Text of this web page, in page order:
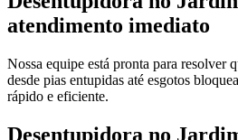
atendimento imediato
Nossa equipe está pronta para resolver
desde pias entupidas até esgotos
rápido e eficiente.
Desentupidora no